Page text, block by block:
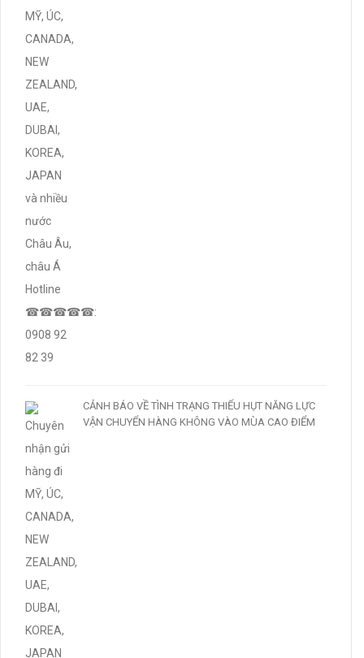
CẢNH BÁO VỀ TÌNH TRẠNG THIẾU HỤT NĂNG LỰC
VẬN CHUYỂN HÀNG KHÔNG VÀO MÙA CAO ĐIỂM